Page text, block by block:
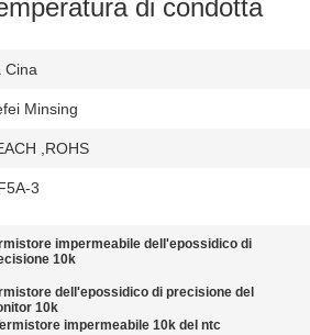
di condotta
Cina
Minsing
,ROHS
3
impermeabile dell'epossidico di
10k
dell'epossidico di precisione del
10k
impermeabile 10k del ntc